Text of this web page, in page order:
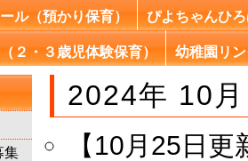
ル（預かり保育） ぴよちゃんひ
２・３歳児体験保育） 幼稚園リ
集
2024年 10月
【10月25日